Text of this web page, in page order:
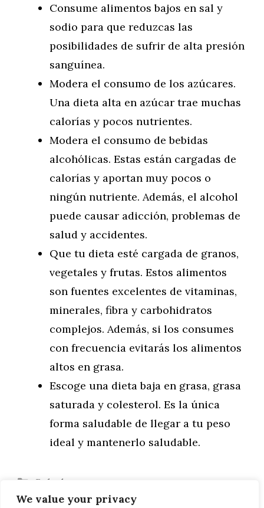
We value your privacy
Consume alimentos bajos en sal y
sodio para que reduzcas las
posibilidades de sufrir de alta presión
sanguínea.
Modera el consumo de los azúcares.
Una dieta alta en azúcar trae muchas
calorías y pocos nutrientes.
Modera el consumo de bebidas
alcohólicas. Estas están cargadas de
calorías y aportan muy pocos o
ningún nutriente. Además, el alcohol
puede causar adicción, problemas de
salud y accidentes.
Que tu dieta esté cargada de granos,
vegetales y frutas. Estos alimentos
son fuentes excelentes de vitaminas,
minerales, fibra y carbohidratos
complejos. Además, si los consumes
con frecuencia evitarás los alimentos
altos en grasa.
Escoge una dieta baja en grasa, grasa
saturada y colesterol. Es la única
forma saludable de llegar a tu peso
ideal y mantenerlo saludable.
Categorías
Salud
Etiquetas
Alimentación